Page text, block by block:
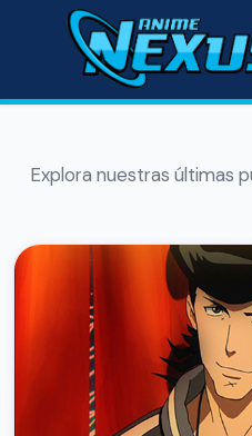
Explora nuestras últimas